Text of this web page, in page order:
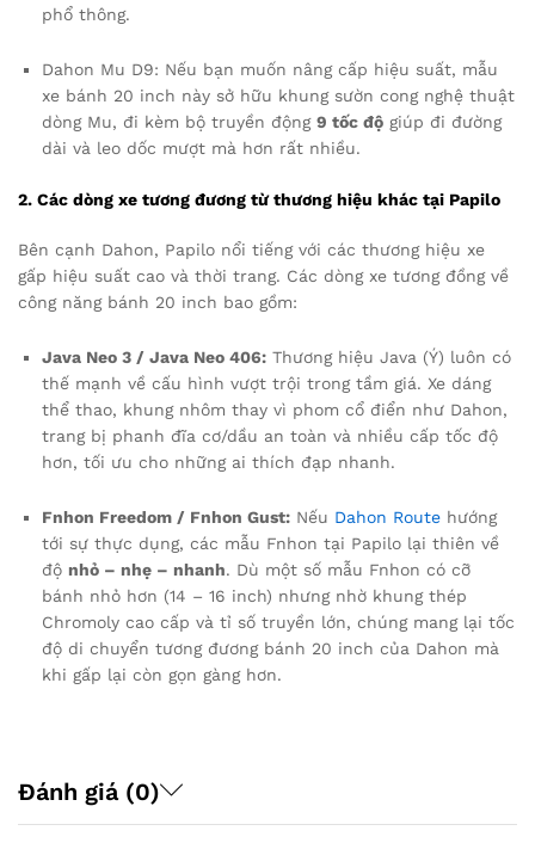
phổ thông.
Dahon Mu D9: Nếu bạn muốn nâng cấp hiệu suất, mẫu
xe bánh 20 inch này sở hữu khung sườn cong nghệ thuật
dòng Mu, đi kèm bộ truyền động 9 tốc độ giúp đi đường
dài và leo dốc mượt mà hơn rất nhiều.
2. Các dòng xe tương đương từ thương hiệu khác tại Papilo
Bên cạnh Dahon, Papilo nổi tiếng với các thương hiệu xe
gấp hiệu suất cao và thời trang. Các dòng xe tương đồng về
công năng bánh 20 inch bao gồm:
Java Neo 3 / Java Neo 406: Thương hiệu Java (Ý) luôn có
thế mạnh về cấu hình vượt trội trong tầm giá. Xe dáng
thể thao, khung nhôm thay vì phom cổ điển như Dahon,
trang bị phanh đĩa cơ/dầu an toàn và nhiều cấp tốc độ
hơn, tối ưu cho những ai thích đạp nhanh.
Fnhon Freedom / Fnhon Gust: Nếu Dahon Route hướng
tới sự thực dụng, các mẫu Fnhon tại Papilo lại thiên về
độ nhỏ – nhẹ – nhanh. Dù một số mẫu Fnhon có cỡ
bánh nhỏ hơn (14 – 16 inch) nhưng nhờ khung thép
Chromoly cao cấp và tỉ số truyền lớn, chúng mang lại tốc
độ di chuyển tương đương bánh 20 inch của Dahon mà
khi gấp lại còn gọn gàng hơn.
Đánh giá (0)